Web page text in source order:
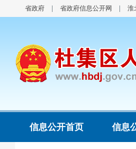
省政府 省政府信息公开网 淮
信息公开首页 信息